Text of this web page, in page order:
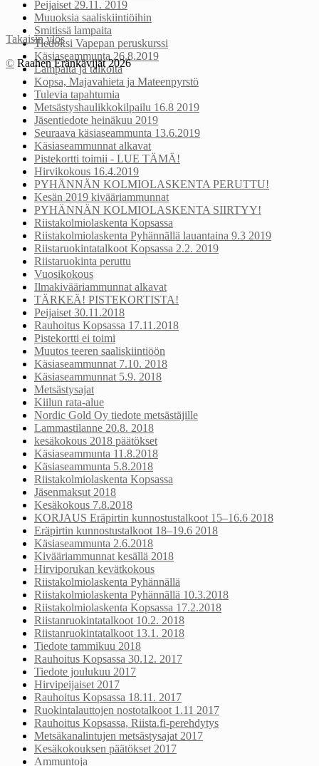
Peijaiset 29.11. 2019
Muuoksia saaliskiintiöihin
Smitissä lampaita
Tiedoksi Vapepan peruskurssi
Käsiaseammunta 26.8.2019
Lampaita ja talkoita
Kopsa, Majavahieta ja Mateenpyrstö
Tulevia tapahtumia
Metsästyshaulikkokilpailu 16.8 2019
Jäsentiedote heinäkuu 2019
Seuraava käsiaseammunta 13.6.2019
Käsiaseammunnat alkavat
Pistekortti toimii - LUE TÄMÄ!
Hirvikokous 16.4.2019
PYHÄNNÄN KOLMIOLASKENTA PERUTTU!
Kesän 2019 kivääriammunnat
PYHÄNNÄN KOLMIOLASKENTA SIIRTYY!
Riistakolmiolaskenta Kopsassa
Riistakolmiolaskenta Pyhännällä lauantaina 9.3 2019
Riistaruokintatalkoot Kopsassa 2.2. 2019
Riistaruokinta peruttu
Vuosikokous
Ilmakivääriammunnat alkavat
TÄRKEÄ! PISTEKORTISTA!
Peijaiset 30.11.2018
Rauhoitus Kopsassa 17.11.2018
Pistekortti ei toimi
Muutos teeren saaliskiintiöön
Käsiaseammunnat 7.10. 2018
Käsiaseammunnat 5.9. 2018
Metsästysajat
Kiilun rata-alue
Nordic Gold Oy tiedote metsästäjille
Lammastilanne 20.8. 2018
kesäkokous 2018 päätökset
Käsiaseammunta 11.8.2018
Käsiaseammunta 5.8.2018
Riistakolmiolaskenta Kopsassa
Jäsenmaksut 2018
Kesäkokous 7.8.2018
KORJAUS Eräpirtin kunnostustalkoot 15–16.6 2018
Eräpirtin kunnostustalkoot 18–19.6 2018
Käsiaseammunta 2.6.2018
Kivääriammunnat kesällä 2018
Hirviporukan kevätkokous
Riistakolmiolaskenta Pyhännällä
Riistakolmiolaskenta Pyhännällä 10.3.2018
Riistakolmiolaskenta Kopsassa 17.2.2018
Riistanruokintatalkoot 10.2. 2018
Riistanruokintatalkoot 13.1. 2018
Tiedote tammikuu 2018
Rauhoitus Kopsassa 30.12. 2017
Tiedote joulukuu 2017
Hirvipeijaiset 2017
Rauhoitus Kopsassa 18.11. 2017
Ruokintalauttojen nostotalkoot 1.11 2017
Rauhoitus Kopsassa, Riista.fi-perehdytys
Metsäkanalintujen metsästysajat 2017
Kesäkokouksen päätökset 2017
Ammuntoja
Takaisin ylös
© Raahen Eränkävijät 2026